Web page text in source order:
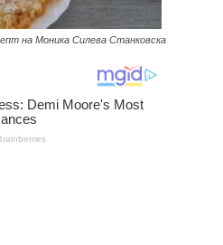
на Моника Силева Станковска